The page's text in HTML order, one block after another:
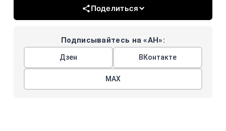
Поделиться
Подписывайтесь на «АН»:
Дзен ВКонтакте
МАХ